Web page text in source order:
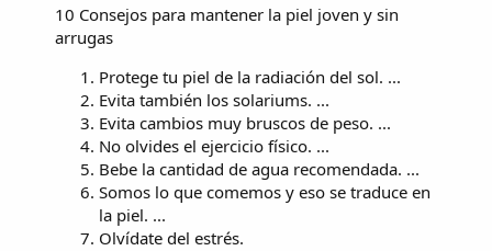
10 Consejos para mantener la piel joven y sin
arrugas
Protege tu piel de la radiación del sol. ...
Evita también los solariums. ...
Evita cambios muy bruscos de peso. ...
No olvides el ejercicio físico. ...
Bebe la cantidad de agua recomendada. ...
Somos lo que comemos y eso se traduce en
la piel. ...
Olvídate del estrés.